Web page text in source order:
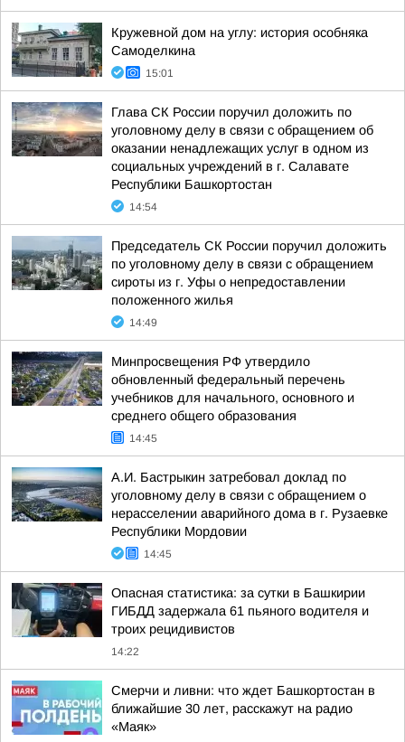
Кружевной дом на углу: история особняка
Самоделкина
15:01
Глава СК России поручил доложить по
уголовному делу в связи с обращением об
оказании ненадлежащих услуг в одном из
социальных учреждений в г. Салавате
Республики Башкортостан
14:54
Председатель СК России поручил доложить
по уголовному делу в связи с обращением
сироты из г. Уфы о непредоставлении
положенного жилья
14:49
Минпросвещения РФ утвердило
обновленный федеральный перечень
учебников для начального, основного и
среднего общего образования
14:45
А.И. Бастрыкин затребовал доклад по
уголовному делу в связи с обращением о
нерасселении аварийного дома в г. Рузаевке
Республики Мордовии
14:45
Опасная статистика: за сутки в Башкирии
ГИБДД задержала 61 пьяного водителя и
троих рецидивистов
14:22
Смерчи и ливни: что ждет Башкортостан в
ближайшие 30 лет, расскажут на радио
«Маяк»